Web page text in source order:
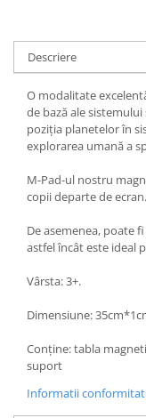
Descriere
O modalitate
de bază ale
poziția planetelor în
explorarea umană a
M-Pad-ul nostru
copii departe de ecran.
De asemenea, poate
astfel încât este ideal
Vârsta: 3+.
Dimensiune:
Conține: tabla
suport
Informatii